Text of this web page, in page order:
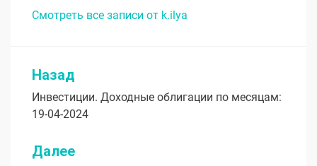
Смотреть все записи от k.ilya
Навигация
по
записям
Назад
Инвестиции. Доходные облигации по месяцам:
19-04-2024
Далее